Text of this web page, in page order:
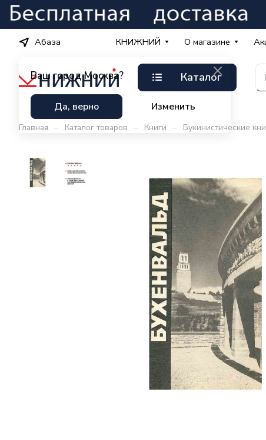
Абаза
Ваш город Москва?
Да, верно Изменить
КНИЖНИЙ О магазине
Каталог
Главная – Каталог товаров – Книги – Букинистические